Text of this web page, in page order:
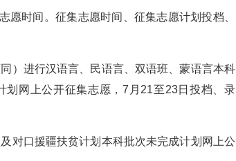
时间。征集志愿时间、征集志愿计划投档、
）进行汉语言、民语言、双语班、蒙语言本科
网上公开征集志愿，7月21至23日投档、录
对口援疆扶贫计划本科批次未完成计划网上公